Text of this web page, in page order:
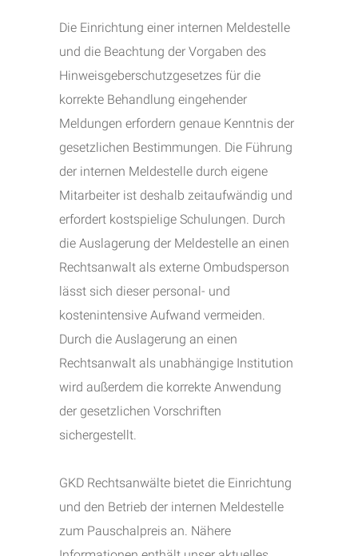
Die Einrichtung einer internen Meldestelle
und die Beachtung der Vorgaben des
Hinweisgeberschutzgesetzes für die
korrekte Behandlung eingehender
Meldungen erfordern genaue Kenntnis der
gesetzlichen Bestimmungen. Die Führung
der internen Meldestelle durch eigene
Mitarbeiter ist deshalb zeitaufwändig und
erfordert kostspielige Schulungen. Durch
die Auslagerung der Meldestelle an einen
Rechtsanwalt als externe Ombudsperson
lässt sich dieser personal- und
kostenintensive Aufwand vermeiden.
Durch die Auslagerung an einen
Rechtsanwalt als unabhängige Institution
wird außerdem die korrekte Anwendung
der gesetzlichen Vorschriften
sichergestellt.
GKD Rechtsanwälte bietet die Einrichtung
und den Betrieb der internen Meldestelle
zum Pauschalpreis an. Nähere